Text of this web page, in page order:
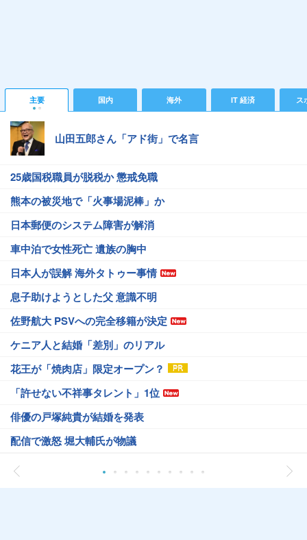
主要 国内 海外 IT 経済 ス
山田五郎さん「アド街」で名言
25歳国税職員が脱税か 懲戒免職
熊本の被災地で「火事場泥棒」か
日本郵便のシステム障害が解消
車中泊で女性死亡 遺族の胸中
日本人が誤解 海外タトゥー事情
息子助けようとした父 意識不明
佐野航大 PSVへの完全移籍が決定
ケニア人と結婚「差別」のリアル
花王が「焼肉店」限定オープン？
「許せない不祥事タレント」1位
俳優の戸塚純貴が結婚を発表
配信で激怒 堀大輔氏が物議